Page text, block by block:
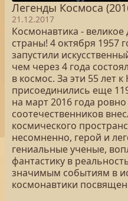
Легенды Космоса
21.12.2017
Космонавтика -
страны! 4 октября 1957
запустили
чем через 4 года
в космос. За эти 55 лет
присоединились еще
на март 2016 года
соотечественников
космического
несомненно, герой и
гениальные ученые,
фантастику в
значимым событиям в
космонавтики посвящен